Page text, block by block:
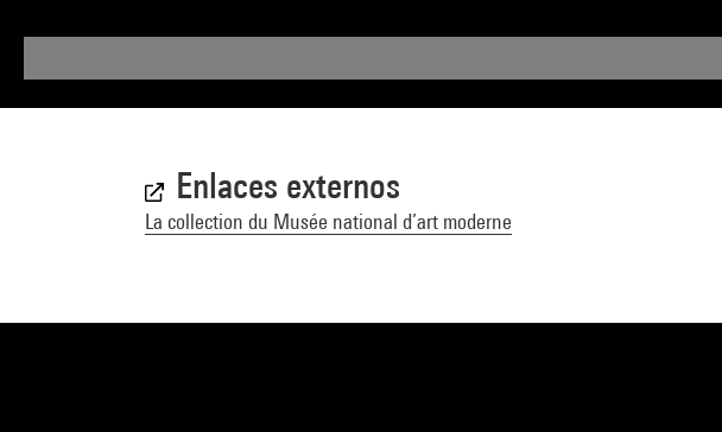
Enlaces externos
La collection du Musée national d’art moderne